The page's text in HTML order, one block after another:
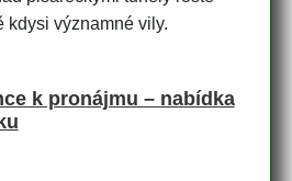
kdysi významné vily.
k pronájmu – nabídka